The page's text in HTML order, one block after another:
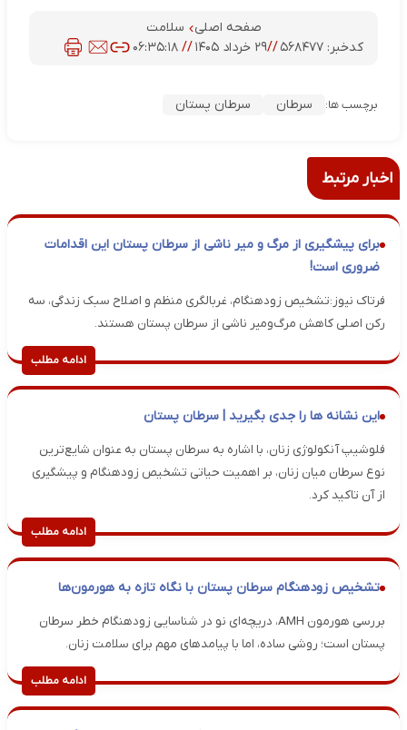
صفحه اصلی
سلامت
کدخبر:۵۶۸۴۷۷ //۲۹ خرداد ۱۴۰۵ //۰۶:۳۵:۱۸
برچسب ها: سرطان سرطان پستان
اخبار مرتبط
برای پیشگیری از مرگ و میر ناشی از سرطان پستان این اقدامات
ضروری است!
فرتاک نیوز:تشخیص زودهنگام، غربالگری منظم و اصلاح سبک زندگی، سه
رکن اصلی کاهش مرگ‌ومیر ناشی از سرطان پستان هستند.
ادامه مطلب
این نشانه ها را جدی بگیرید | سرطان پستان
فلوشیپ آنکولوژی زنان، با اشاره به سرطان پستان به عنوان شایع‌ترین
نوع سرطان میان زنان، بر اهمیت حیاتی تشخیص زودهنگام و پیشگیری
از آن تاکید کرد.
ادامه مطلب
تشخیص زودهنگام سرطان پستان با نگاه تازه به هورمون‌ها
بررسی هورمون AMH، دریچه‌ای نو در شناسایی زودهنگام خطر سرطان
پستان است؛ روشی ساده، اما با پیامدهای مهم برای سلامت زنان.
ادامه مطلب